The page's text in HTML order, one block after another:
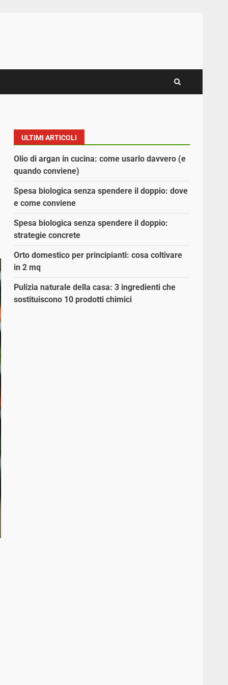
ULTIMI ARTICOLI
Olio di argan in cucina: come usarlo davvero (e
quando conviene)
Spesa biologica senza spendere il doppio: dove
e come conviene
Spesa biologica senza spendere il doppio:
strategie concrete
Orto domestico per principianti: cosa coltivare
in 2 mq
Pulizia naturale della casa: 3 ingredienti che
sostituiscono 10 prodotti chimici